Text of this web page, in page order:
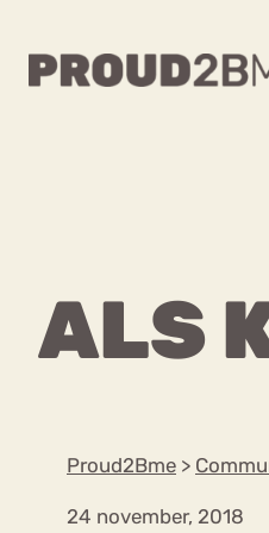
naarALS
Proud2Bme >
24 november, 2018
Content
Over ons
WAAR
Over proud2bme
Vacatures
Privacyverklaring